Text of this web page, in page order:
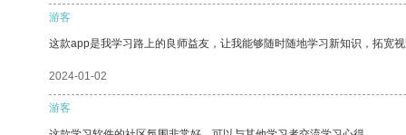
游客
这款app是我学习路上的良师益友，让我能够随时随地学习新知识，拓宽
2024-01-02
游客